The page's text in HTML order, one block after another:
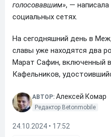
голосовавшим», —
социальных сетях.
На сегодняшний день в
славы уже находятся два
Марат Сафин, включенный в
Кафельников,
АВТОР: Алексей Комар
Редактор Betonmobile
24.10.2024 • 17:52